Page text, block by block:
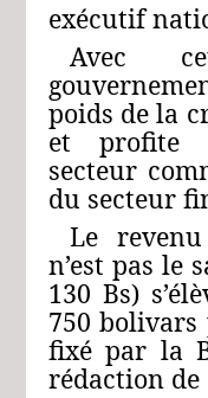
exécutif
Avec
poids de la
et profite
secteur
du secteur
Le
n’est pas le
130 Bs)
750
fixé par la
rédaction